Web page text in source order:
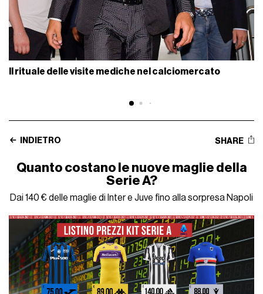
Il rituale delle visite mediche nel calciomercato
INDIETRO SHARE
Quanto costano le nuove maglie della
Serie A?
Dai 140 € delle maglie di Inter e Juve fino alla sorpresa Napoli